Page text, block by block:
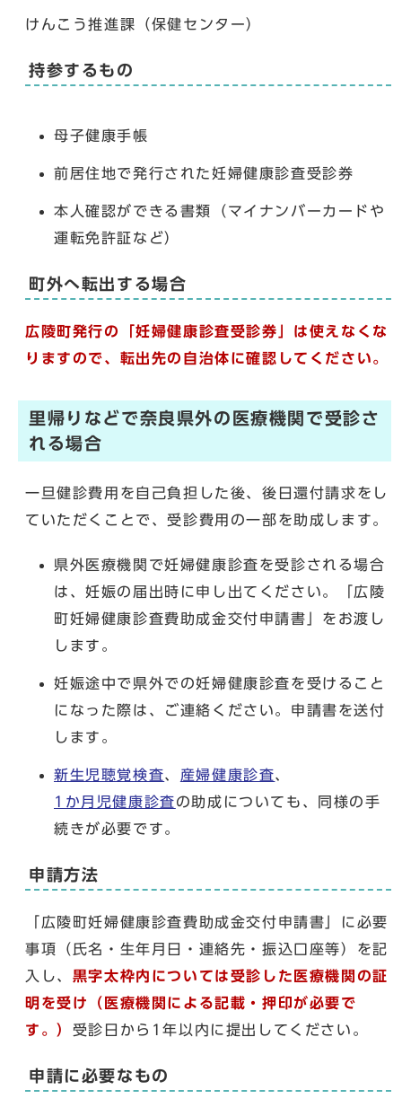
けんこう推進課（保健センター）
持参するもの
母子健康手帳
前居住地で発行された妊婦健康診査受診券
本人確認ができる書類（マイナンバーカードや
運転免許証など）
町外へ転出する場合
広陵町発行の「妊婦健康診査受診券」は使えなくな
りますので、転出先の自治体に確認してください。
里帰りなどで奈良県外の医療機関で受診さ
れる場合
一旦健診費用を自己負担した後、後日還付請求をし
ていただくことで、受診費用の一部を助成します。
県外医療機関で妊婦健康診査を受診される場合
は、妊娠の届出時に申し出てください。「広陵
町妊婦健康診査費助成金交付申請書」をお渡し
します。
妊娠途中で県外での妊婦健康診査を受けること
になった際は、ご連絡ください。申請書を送付
します。
新生児聴覚検査、 産婦健康診査、
1か月児健康診査の助成についても、同様の手
続きが必要です。
申請方法
「広陵町妊婦健康診査費助成金交付申請書」に必要
事項（氏名・生年月日・連絡先・振込口座等）を記
入し、 黒字太枠内については受診した医療機関の証
明を受け（医療機関による記載・押印が必要で
す。） 受診日から1年以内に提出してください。
申請に必要なもの